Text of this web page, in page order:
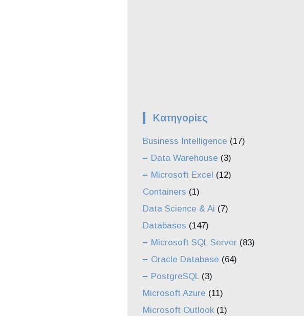
Kατηγορίες
Business Intelligence (17)
Data Warehouse (3)
Microsoft Excel (12)
Containers (1)
Data Science & Ai (7)
Databases (147)
Microsoft SQL Server (83)
Oracle Database (64)
PostgreSQL(3)
Microsoft Azure (11)
Microsoft Outlook (1)